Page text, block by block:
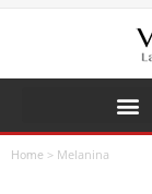
Home > Melanina